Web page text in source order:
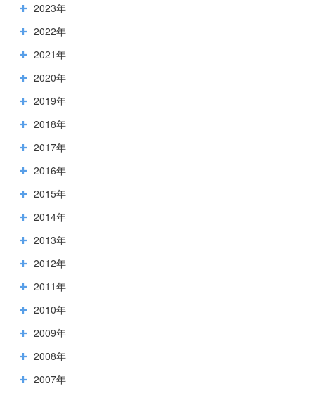
2023年
2022年
2021年
2020年
2019年
2018年
2017年
2016年
2015年
2014年
2013年
2012年
2011年
2010年
2009年
2008年
2007年